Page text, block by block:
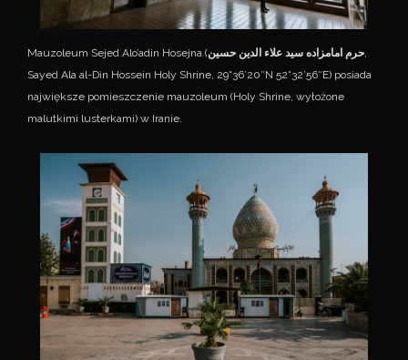
Mauzoleum Sejed Alo’adin Hosejna (حرم امامزاده سید علاء الدین حسین,
Sayed Ala al-Din Hossein Holy Shrine, 29°36’20″N 52°32’56″E) posiada
największe pomieszczenie mauzoleum (Holy Shrine, wyłożone
malutkimi lusterkami) w Iranie.